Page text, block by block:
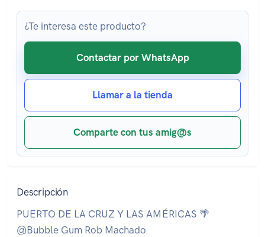
¿Te interesa este producto?
Contactar por WhatsApp
Llamar a la tienda
Comparte con tus amig@s
Descripción
PUERTO DE LA CRUZ Y LAS AMÉRICAS 🌴
@Bubble Gum Rob Machado